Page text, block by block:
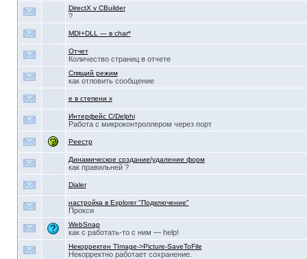
DirectX v CBuilder
?
MDI+DLL — в char*
Отчет
Количество страниц в отчете
Спящий режим
как отловить сообщение
e в степени х
Интерфейс C/Delphi
Работа с микроконтроллером через порт
Реестр
Динамическое создание/удаление форм
как правильней ?
Dialer
настройка в Explorer "Подключение"
Прокси
WebSnap
как с работать-то с ним — help!
Некорректен TImage->Picture-SaveToFile
Некорректно работает сохранение.